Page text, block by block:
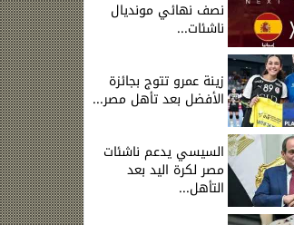
نصف نهائي مونديال
ناشئات...
زينة عمرو تتوج بجائزة
الأفضل بعد تأهل مصر...
السيسي يدعم ناشئات
مصر لكرة اليد بعد
التأهل...